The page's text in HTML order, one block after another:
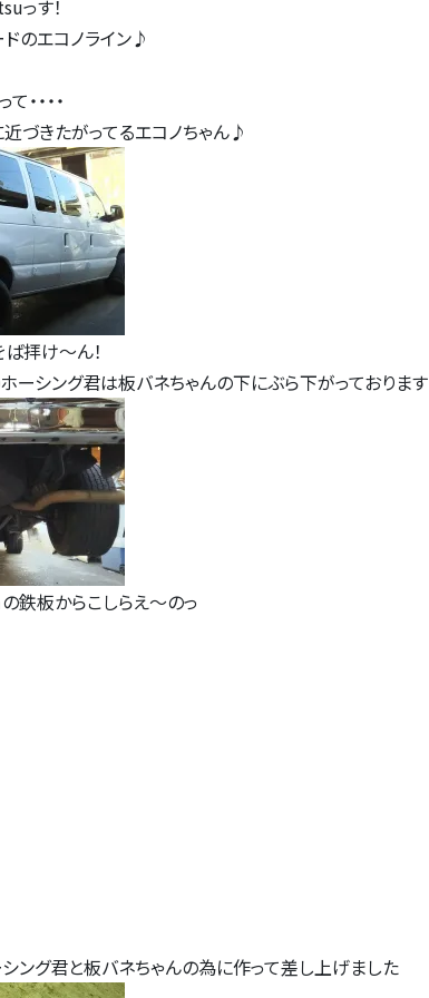
っす！
のエコノライン♪
・・・
づきたがってるエコノちゃん♪
拝け～ん！
ーシング君は板バネちゃんの下にぶら下がっております
鉄板からこしらえ～のっ
ング君と板バネちゃんの為に作って差し上げました